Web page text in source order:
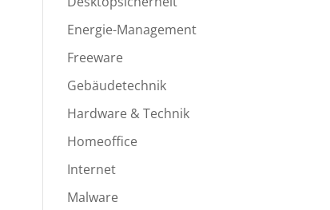
Energie-Management
Freeware
Gebäudetechnik
Hardware & Technik
Homeoffice
Internet
Malware